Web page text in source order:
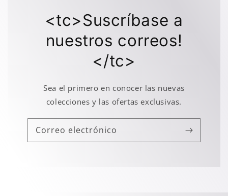
<tc>Suscríbase a
nuestros correos!
</tc>
Sea el primero en conocer las nuevas
colecciones y las ofertas exclusivas.
Correo electrónico